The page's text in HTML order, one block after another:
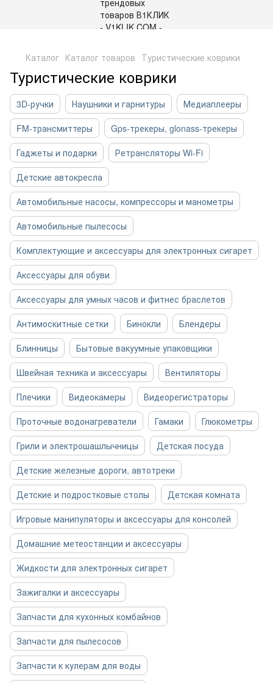
Каталог Каталог товаров Туристические коврики
Туристические коврики
3D-ручки Наушники и гарнитуры
Медиаплееры
FM-трансмиттеры
Gps-трекеры, glonass-трекеры
Гаджеты и подарки
Ретрансляторы Wi-Fi
Детские автокресла
Автомобильные насосы, компрессоры и манометры
Автомобильные пылесосы
Комплектующие и аксессуары для электронных сигарет
Аксессуары для обуви
Аксессуары для умных часов и фитнес браслетов
Антимоскитные сетки
Бинокли
Блендеры
Блинницы
Бытовые вакуумные упаковщики
Швейная техника и аксессуары
Вентиляторы
Плечики
Видеокамеры
Видеорегистраторы
Проточные водонагреватели
Гамаки
Глюкометры
Грили и электрошашлычницы
Детская посуда
Детские железные дороги, автотреки
Детские и подростковые столы
Детская комната
Игровые манипуляторы и аксессуары для консолей
Домашние метеостанции и аксессуары
Жидкости для электронных сигарет
Зажигалки и аксессуары
Запчасти для кухонных комбайнов
Запчасти для пылесосов
Запчасти к кулерам для воды